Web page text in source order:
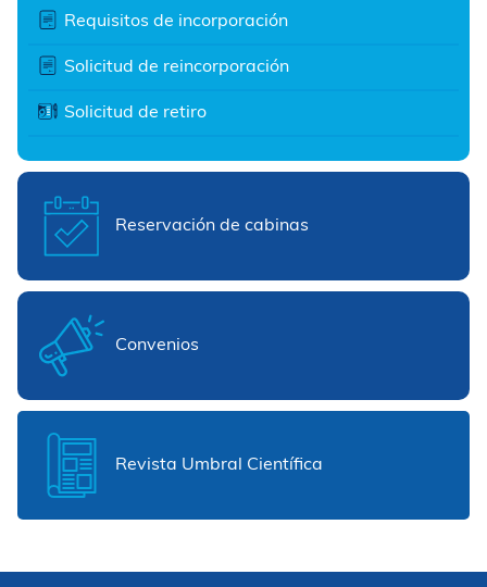
Requisitos de incorporación
Solicitud de reincorporación
Solicitud de retiro
Reservación de cabinas
Convenios
Revista Umbral Científica